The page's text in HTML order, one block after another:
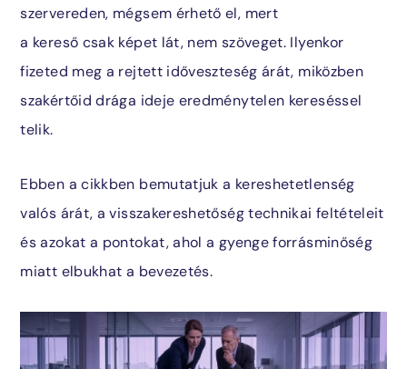
AI-integráció
Megtalálta, amit keresett?
sales@encosoft.hu
szervereden, mégsem érhető el, mert
a kereső csak képet lát, nem szöveget. Ilyenkor
fizeted meg a rejtett időveszteség árát, miközben
szakértőid drága ideje eredménytelen kereséssel
telik.
Ebben a cikkben bemutatjuk a kereshetetlenség
valós árát, a visszakereshetőség technikai feltételeit
és azokat a pontokat, ahol a gyenge forrásminőség
miatt elbukhat a bevezetés.